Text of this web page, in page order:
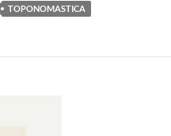
TOPONOMASTICA